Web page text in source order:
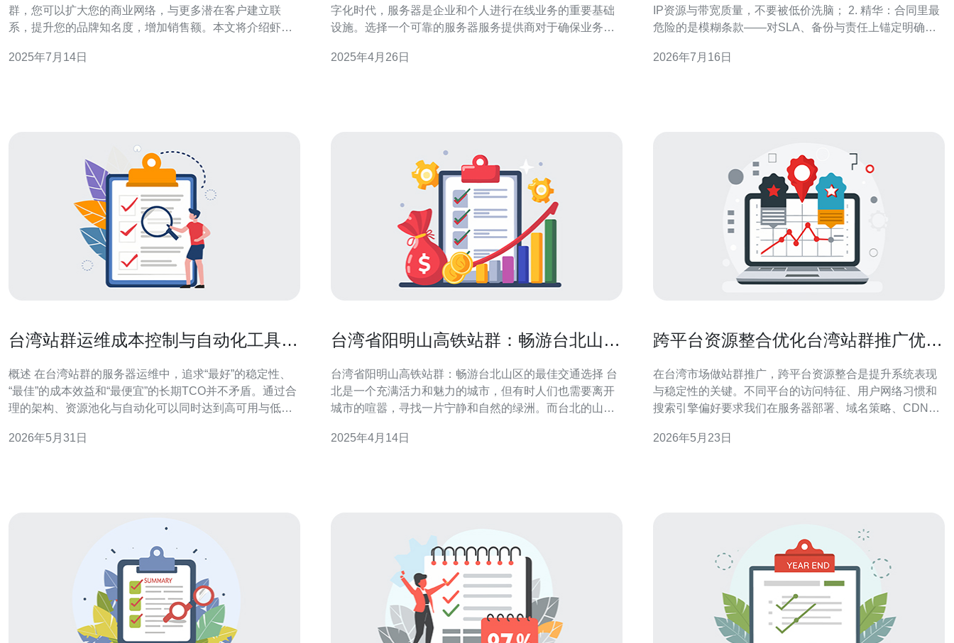
群，您可以扩大您的商业网络，与更多潜在客户建立联
系，提升您的品牌知名度，增加销售额。本文将介绍虾皮
务。 虾皮台湾站商家群是虾皮电商平台在台湾地区推出的
2025年7月14日
字化时代，服务器是企业和个人进行在线业务的重要基础
设施。选择一个可靠的服务器服务提供商对于确保业务的
提供高质量服务器服务的领先公司。 1. 高质量的服务器设
2025年4月26日
IP资源与带宽质量，不要被低价洗脑； 2. 精华：合同里最
危险的是模糊条款——对SLA、备份与责任上锚定明确数
恢复与风控机制必须写进合同。 本文由具有多年站群与
2026年7月16日
台湾站群运维成本控制与自动化工具选
概述 在台湾站群的服务器运维中，追求“最好”的稳定性、
“最佳”的成本效益和“最便宜”的长期TCO并不矛盾。通过合
理的架构、资源池化与自动化可以同时达到高可用与低成
评测与经验总结，重点评估工具对代理安装、批量部署、
2026年5月31日
台湾省阳明山高铁站群：畅游台北山区
台湾省阳明山高铁站群：畅游台北山区的最佳交通选择 台
北是一个充满活力和魅力的城市，但有时人们也需要离开
城市的喧嚣，寻找一片宁静和自然的绿洲。而台北的山
往阳明山，台湾省建设了阳明山高铁站群，成为畅游台北
2025年4月14日
跨平台资源整合优化台湾站群推广优化
在台湾市场做站群推广，跨平台资源整合是提升系统表现
与稳定性的关键。不同平台的访问特征、用户网络习惯和
搜索引擎偏好要求我们在服务器部署、域名策略、CDN加
访问速度和抗风险能力。 第一步是明确站群的技术架构：
2026年5月23日